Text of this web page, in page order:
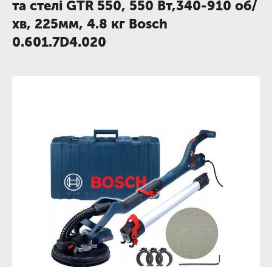
та стелі GTR 550, 550 Вт,340-910 об/
хв, 225мм, 4.8 кг Bosch
0.601.7D4.020